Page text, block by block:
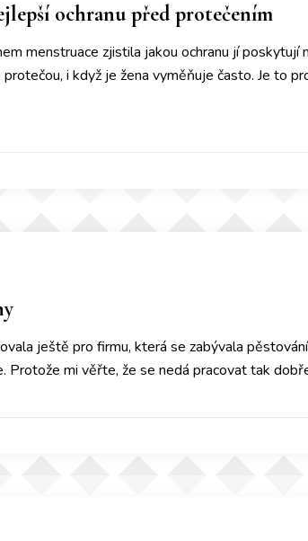
ochranu před protečením
menstruace zjistila jakou ochranu jí
i když je žena vyměňuje často. Je to
ještě pro firmu, která se zabývala
Protože mi věřte, že se nedá pracovat tak